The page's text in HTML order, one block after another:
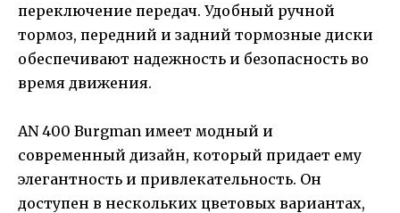
переключение передач. Удобный ручной
тормоз, передний и задний тормозные диски
обеспечивают надежность и безопасность во
время движения.
AN 400 Burgman имеет модный и
современный дизайн, который придает ему
элегантность и привлекательность. Он
доступен в нескольких цветовых вариантах,